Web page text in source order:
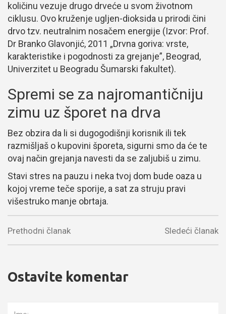
količinu vezuje drugo drveće u svom životnom
ciklusu. Ovo kruženje ugljen-dioksida u prirodi čini
drvo tzv. neutralnim nosačem energije (Izvor: Prof.
Dr Branko Glavonjić, 2011 „Drvna goriva: vrste,
karakteristike i pogodnosti za grejanje”, Beograd,
Univerzitet u Beogradu Šumarski fakultet).
Spremi se za najromantičniju
zimu uz šporet na drva
Bez obzira da li si dugogodišnji korisnik ili tek
razmišljaš o kupovini šporeta, sigurni smo da će te
ovaj način grejanja navesti da se zaljubiš u zimu.
Stavi stres na pauzu i neka tvoj dom bude oaza u
kojoj vreme teče sporije, a sat za struju pravi
višestruko manje obrtaja.
Sledeći članak
Prethodni članak
Ostavite komentar